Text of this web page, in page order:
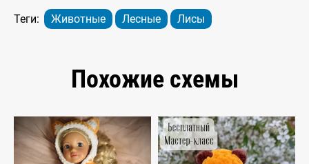
Теги: Животные Лесные Лисы
Похожие схемы